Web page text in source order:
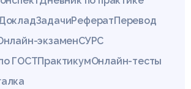
ЗадачиРефератПеревод
экзаменСУРС
ГОСТПрактикумОнлайн-тесты